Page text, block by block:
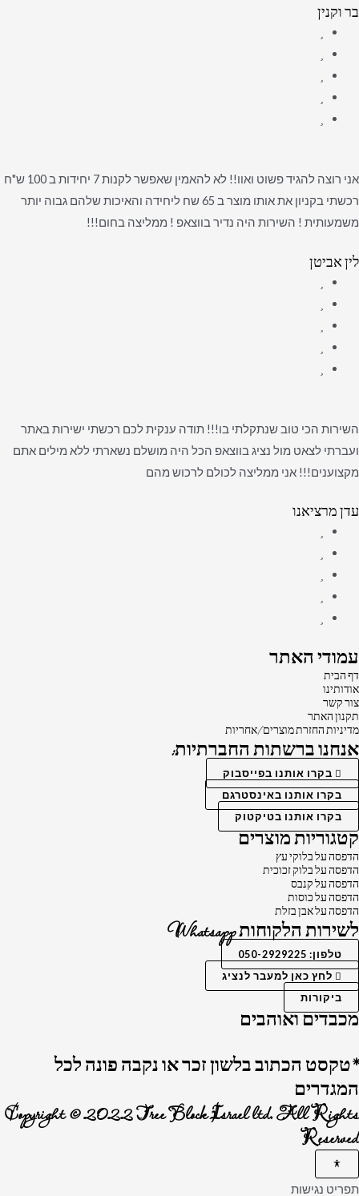
בר וקנין
אני רוצה להגיד פשוט ואוו!! לא להאמין שאפשר לקנות 7 יחידות ב 100 ש"ח
רכשתי בקניון את אותו מוצר ב 65 שח ליחידה והאיכות שלהם גבוה יותר
משמעותית ! השירות היה נדיר בווצאפ ! ממליצה בחום!!!
לין אביטן
השירות הכי טוב שנתקלתי בו!!! תודה ענקית לכם רכשתי ישירות באתר
ועברתי לצאט מול נציג בווצאפ הכל היה מושלם נשארתי ללא מילים אתם
מקצוענים!!! אני ממליצה לכולם לרכוש מהם
עדן מרציאנו
עמודי האתר
דף הבית
אודותינו
צור קשר
תקנון האתר
מדיניות החזרת מוצרים/אחריות
אנחנו ברשתות החברתיות:
בקרו אותנו בפייסבוק
בקרו אותנו באינסטרגם
בקרו אותנו בטיקטוק
קטגוריות מוצרים
הדפסה על בלוקי עץ
הדפסה על בלוק זכוכית
הדפסה על קנבס
הדפסה על כוסות
הדפסה על אבן בזלת
לשירות הלקוחות Whatsapp
טלפון: 050-2929225
לחץ כאן למעבר לנציג
ביקורות
מכבדים ואוהבים
*טקסט הכתוב בלשון זכר או נקבה פונה לכל
המגדרים
Copyright © 2022 Tree Block Israel ltd. All Rights
Reserved
תפריט נגישות